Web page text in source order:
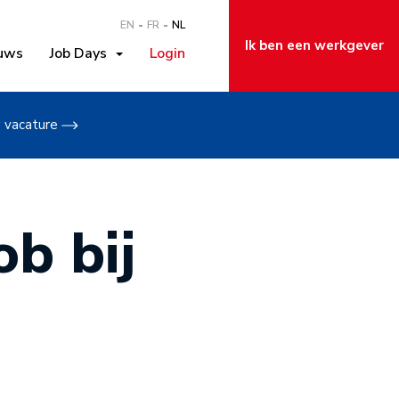
EN FR NL
Job Days Login Ik ben een werkgever
vacature
bij